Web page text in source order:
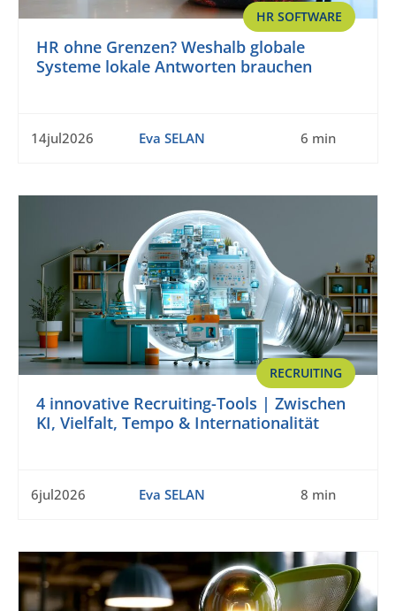
HR SOFTWARE
HR ohne Grenzen? Weshalb globale
Systeme lokale Antworten brauchen
14jul2026 Eva SELAN 6 min
RECRUITING
4 innovative Recruiting-Tools | Zwischen
KI, Vielfalt, Tempo & Internationalität
6jul2026 Eva SELAN 8 min